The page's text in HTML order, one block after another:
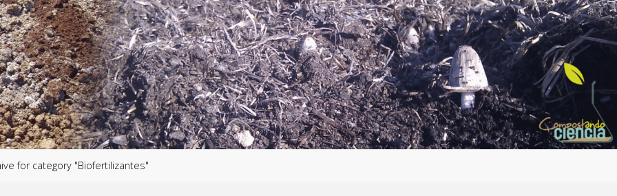
for category "Biofertilizantes"